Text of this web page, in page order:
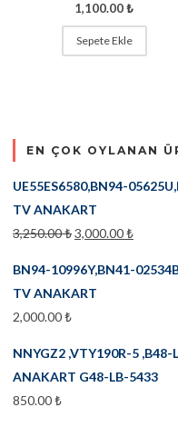
1,100.00₺
Sepete Ekle
EN ÇOK OYLANAN
UE55ES6580,BN94-
TV ANAKART
3,250.00₺3,000.00₺
BN94-10996Y,BN41-
TV ANAKART
2,000.00₺
NNYGZ2 ,VTY190R-5
ANAKART G48-LB-5433
850.00₺